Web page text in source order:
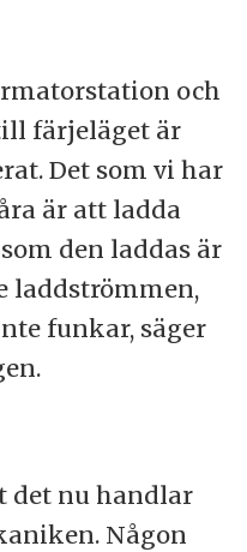
och
färjeläget är
Det som vi har
är att ladda
den laddas är
laddströmmen,
funkar, säger
det nu handlar
Någon